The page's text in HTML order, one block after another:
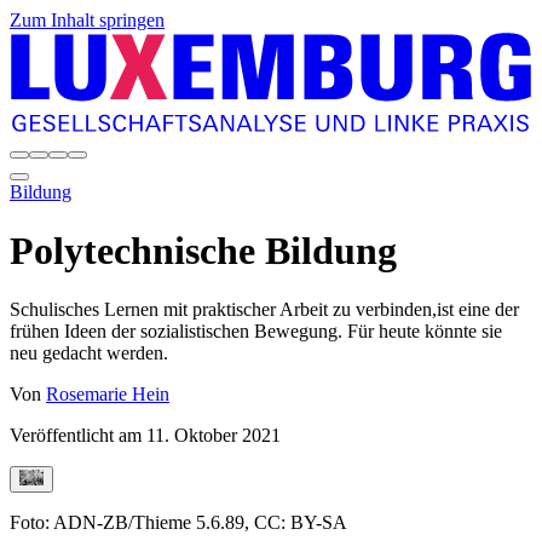
Zum Inhalt springen
Bildung
Polytechnische Bildung
Schulisches Lernen mit praktischer Arbeit zu verbinden,ist eine der
frühen Ideen der sozialistischen Bewegung. Für heute könnte sie
neu gedacht werden.
Von Rosemarie Hein
Veröffentlicht am 11. Oktober 2021
Foto: ADN-ZB/Thieme 5.6.89, CC: BY-SA